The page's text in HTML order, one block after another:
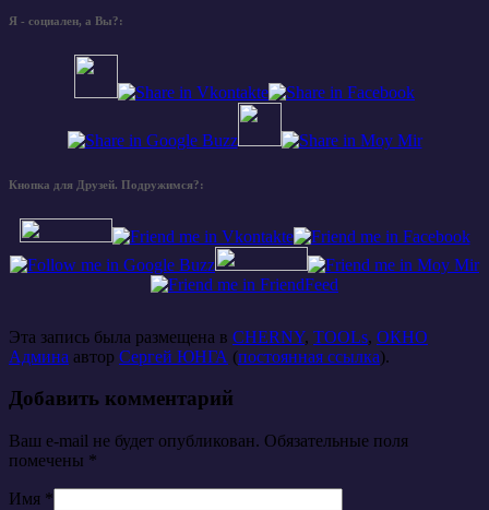
Я - социален, а Вы?:
Кнопка для Друзей. Подружимся?:
Эта запись была размещена в CHERNY, TOOLs, ОКНО
Админа автор Сергей ЮНГА (постоянная ссылка).
Добавить комментарий
Ваш e-mail не будет опубликован. Обязательные поля
помечены *
Имя *